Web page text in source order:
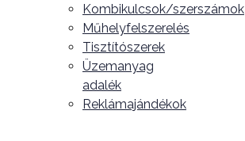
Kombikulcsok/szerszámok
Műhelyfelszerelés
Tisztítószerek
Üzemanyag
adalék
Reklámajándékok